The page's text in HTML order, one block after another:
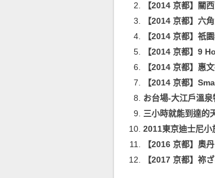
【2014 京都】關
【2014 京都】六
【2014 京都】祇
【2014 京都】9
【2014 京都】惠
【2014 京都】
お台場-大江戶溫泉
三小時就能到達的
2011東京迪士尼小
【2016 京都】奧
【2017 京都】祢